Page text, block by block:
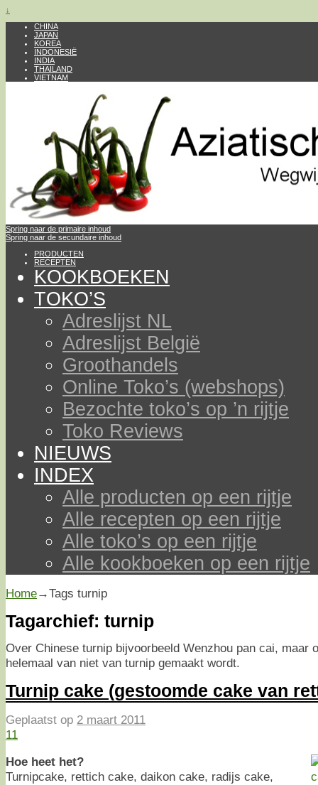
↓
CHINA
JAPAN
KOREA
INDONESIË
INDIA
THAILAND
VIETNAM
Spring naar de primaire inhoud
Spring naar de secundaire inhoud
PRODUCTEN
RECEPTEN
KOOKBOEKEN
TOKO’S
Adreslijst NL
Adreslijst België
Groothandels
Online Toko’s (webshops)
Bezochte toko’s op ’n rijtje
Toko Reviews
NIEUWS
INDEX
Alle producten op een rijtje
Alle recepten op een rijtje
Alle toko’s op een rijtje
Alle kookboeken op een rijtje
Home→Tags turnip
Tagarchief: turnip
Over Chinese turnip bijvoorbeeld Wenzhou pan cai, maar
helemaal van niet van turnip gemaakt wordt.
Turnip cake (gestoomde cake van
Geplaatst op 2 maart 2011
11
Hoe heet het?
Turnipcake, rettich cake, daikon cake, radijs cake,